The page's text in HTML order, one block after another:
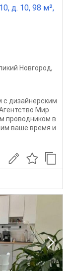
д. 10, 98 м²,
Новгород,
с дизайнерским
Мир
проводником в
ваше время и